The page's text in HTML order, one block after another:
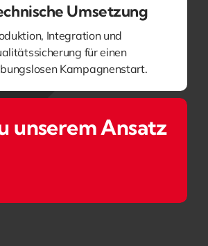
Umsetzung
Integration und
für einen
Kampagnenstart.
unserem Ansatz